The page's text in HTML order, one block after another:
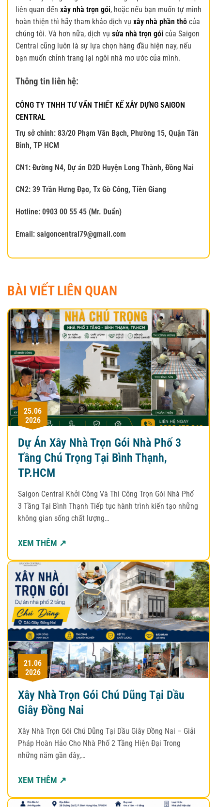
liên quan đến xây nhà trọn gói, hoặc nếu bạn muốn tự mình
hoàn thiện thì hãy tham khảo dịch vụ xây nhà phần thô của
chúng tôi. Và hơn nữa, dịch vụ sửa nhà trọn gói của Saigon
Central cũng luôn là sự lựa chọn hàng đầu hiện nay, nếu
bạn muốn chỉnh trang lại ngôi nhà mơ ước của mình.
Thông tin liên hệ:
CÔNG TY TNHH TƯ VẤN THIẾT KẾ XÂY DỰNG SAIGON
CENTRAL
Trụ sở chính: 83/20 Phạm Văn Bạch, Phường 15, Quận Tân
Bình, TP HCM
CN1: Đường N4, Dự án D2D Huyện Long Thành, Đồng Nai
CN2: 39 Trần Hưng Đạo, Tx Gò Công, Tiền Giang
Hotline: 0903 00 55 45 (Mr. Duẩn)
Email: saigoncentral79@gmail.com
BÀI VIẾT LIÊN QUAN
25.06
2026
Dự Án Xây Nhà Trọn Gói Nhà Phố 3
Tầng Chú Trọng Tại Bình Thạnh,
TP.HCM
Saigon Central Khởi Công Và Thi Công Trọn Gói Nhà Phố
3 Tầng Tại Bình Thạnh Tiếp tục hành trình kiến tạo những
không gian sống chất lượng…
XEM THÊM ↗
21.06
2026
Xây Nhà Trọn Gói Chú Dũng Tại Dầu
Giây Đồng Nai
Xây Nhà Trọn Gói Chú Dũng Tại Dầu Giây Đồng Nai – Giải
Pháp Hoàn Hảo Cho Nhà Phố 2 Tầng Hiện Đại Trong
những năm gần đây,…
XEM THÊM ↗